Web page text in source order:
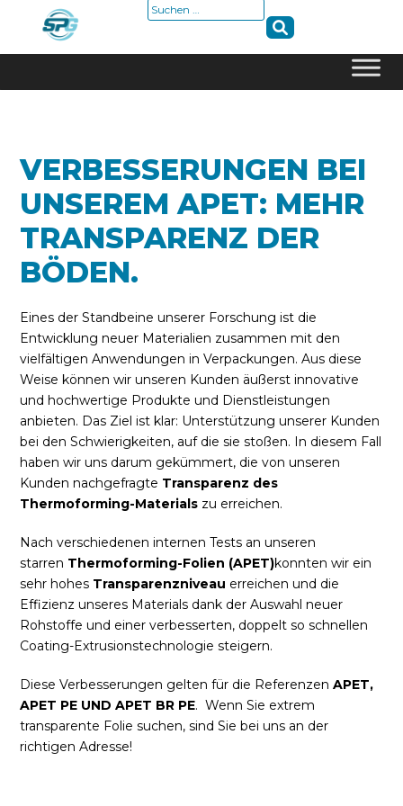
Suche
VERBESSERUNGEN BEI
UNSEREM APET: MEHR
TRANSPARENZ DER
BÖDEN.
Eines der Standbeine unserer Forschung ist die
Entwicklung neuer Materialien zusammen mit den
vielfältigen Anwendungen in Verpackungen. Aus diese
Weise können wir unseren Kunden äußerst innovative
und hochwertige Produkte und Dienstleistungen
anbieten. Das Ziel ist klar: Unterstützung unserer Kunden
bei den Schwierigkeiten, auf die sie stoßen. In diesem Fall
haben wir uns darum gekümmert, die von unseren
Kunden nachgefragte Transparenz des
Thermoforming-Materials zu erreichen.
Nach verschiedenen internen Tests an unseren
starren Thermoforming-Folien (APET)konnten wir ein
sehr hohes Transparenzniveau erreichen und die
Effizienz unseres Materials dank der Auswahl neuer
Rohstoffe und einer verbesserten, doppelt so schnellen
Coating-Extrusionstechnologie steigern.
Diese Verbesserungen gelten für die ReferenzenAPET,
APET PE UND APET BR PE. Wenn Sie extrem
transparente Folie suchen, sind Sie bei uns an der
richtigen Adresse!